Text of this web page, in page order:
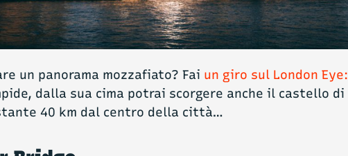
un panorama mozzafiato? Fai un giro sul London Eye:
dalla sua cima potrai scorgere anche il castello di
40 km dal centro della città…